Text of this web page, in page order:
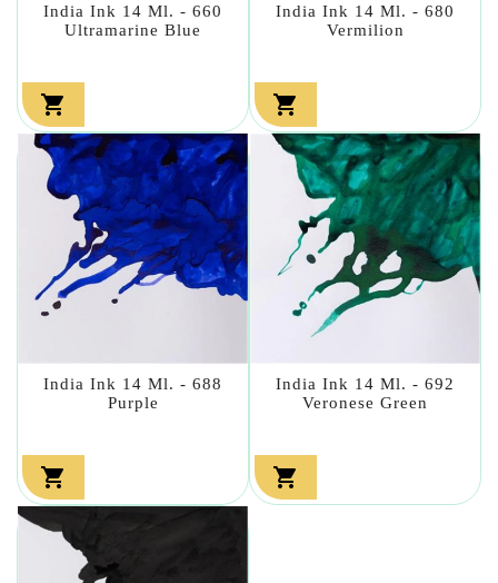
India Ink 14 Ml. - 660
Ultramarine Blue

India Ink 14 Ml. - 680
Vermilion

India Ink 14 Ml. - 688
Purple

India Ink 14 Ml. - 692
Veronese Green
